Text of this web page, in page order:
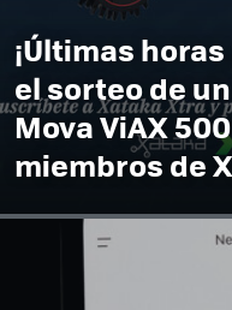
¡Últimas
el sorteo de
Mova ViAX
miembros de